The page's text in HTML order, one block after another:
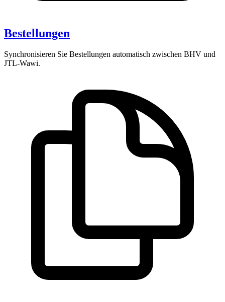
Bestellungen
Synchronisieren Sie Bestellungen automatisch zwischen BHV und
JTL-Wawi.